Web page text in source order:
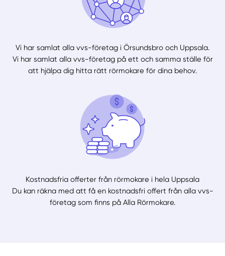
Vi har samlat alla vvs-företag i Örsundsbro och Uppsala.
Vi har samlat alla vvs-företag på ett och samma ställe för
att hjälpa dig hitta rätt rörmokare för dina behov.
Kostnadsfria offerter från rörmokare i hela Uppsala
Du kan räkna med att få en kostnadsfri offert från alla vvs-
företag som finns på Alla Rörmokare.